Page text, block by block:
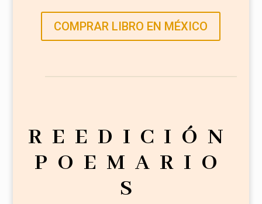
COMPRAR LIBRO EN MÉXICO
REEDICIÓN
POEMARIO
S